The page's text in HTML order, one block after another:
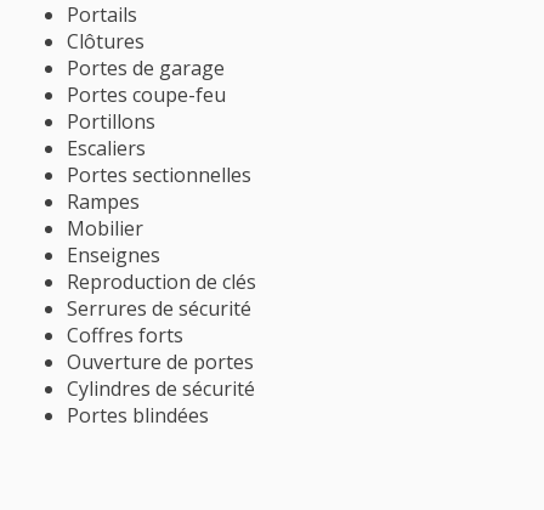
Portails
Clôtures
Portes de garage
Portes coupe-feu
Portillons
Escaliers
Portes sectionnelles
Rampes
Mobilier
Enseignes
Reproduction de clés
Serrures de sécurité
Coffres forts
Ouverture de portes
Cylindres de sécurité
Portes blindées